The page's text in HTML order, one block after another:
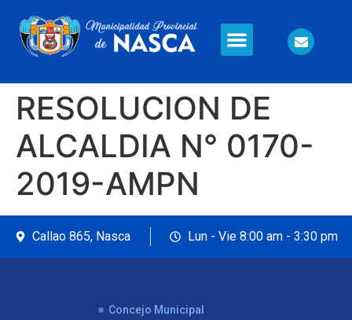
RESOLUCION DE
ALCALDIA N° 0170-
2019-AMPN
Callao 865, Nasca Lun - Vie 8:00 am - 3:30 pm
Concejo Municipal